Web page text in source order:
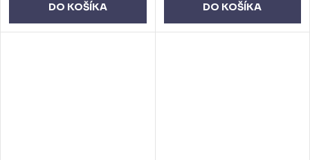
DO KOŠÍKA DO KOŠÍKA